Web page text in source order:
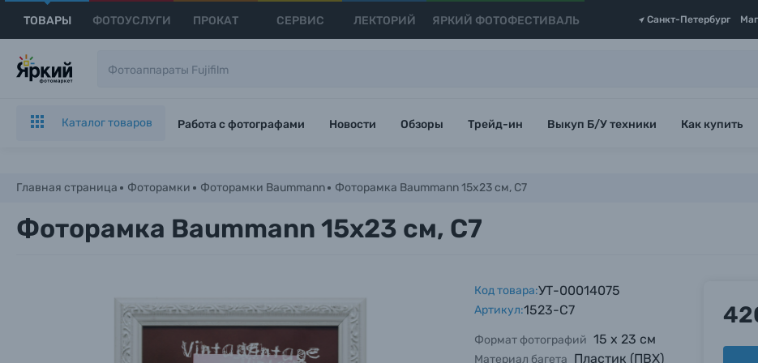
ТОВАРЫ ФОТОУСЛУГИ ПРОКАТ СЕРВИС ЛЕКТОРИЙ ЯРКИЙ ФОТОФЕСТИВАЛЬ Санкт-Петербург
Каталог товаров Работа с фотографами Новости Обзоры Трейд-ин Выкуп Б/У техники Как купить
Главная страница Фоторамки Фоторамки Baummann Фоторамка Baummann 15x23 см, C7
Фоторамка Baummann 15x23 см, C7
Код товара:УТ-00014075
Артикул:1523-C7
Формат фотографий 15 х 23 см
Материал багета Пластик (ПВХ)